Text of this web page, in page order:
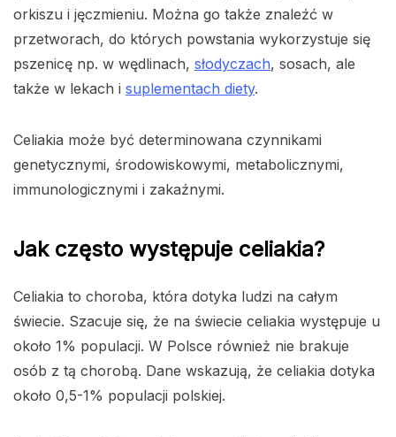
orkiszu i jęczmieniu. Można go także znaleźć w
przetworach, do których powstania wykorzystuje się
pszenicę np. w wędlinach, słodyczach, sosach, ale
także w lekach i suplementach diety.
Celiakia może być determinowana czynnikami
genetycznymi, środowiskowymi, metabolicznymi,
immunologicznymi i zakaźnymi.
Jak często występuje celiakia?
Celiakia to choroba, która dotyka ludzi na całym
świecie. Szacuje się, że na świecie celiakia występuje u
około 1% populacji. W Polsce również nie brakuje
osób z tą chorobą. Dane wskazują, że celiakia dotyka
około 0,5-1% populacji polskiej.